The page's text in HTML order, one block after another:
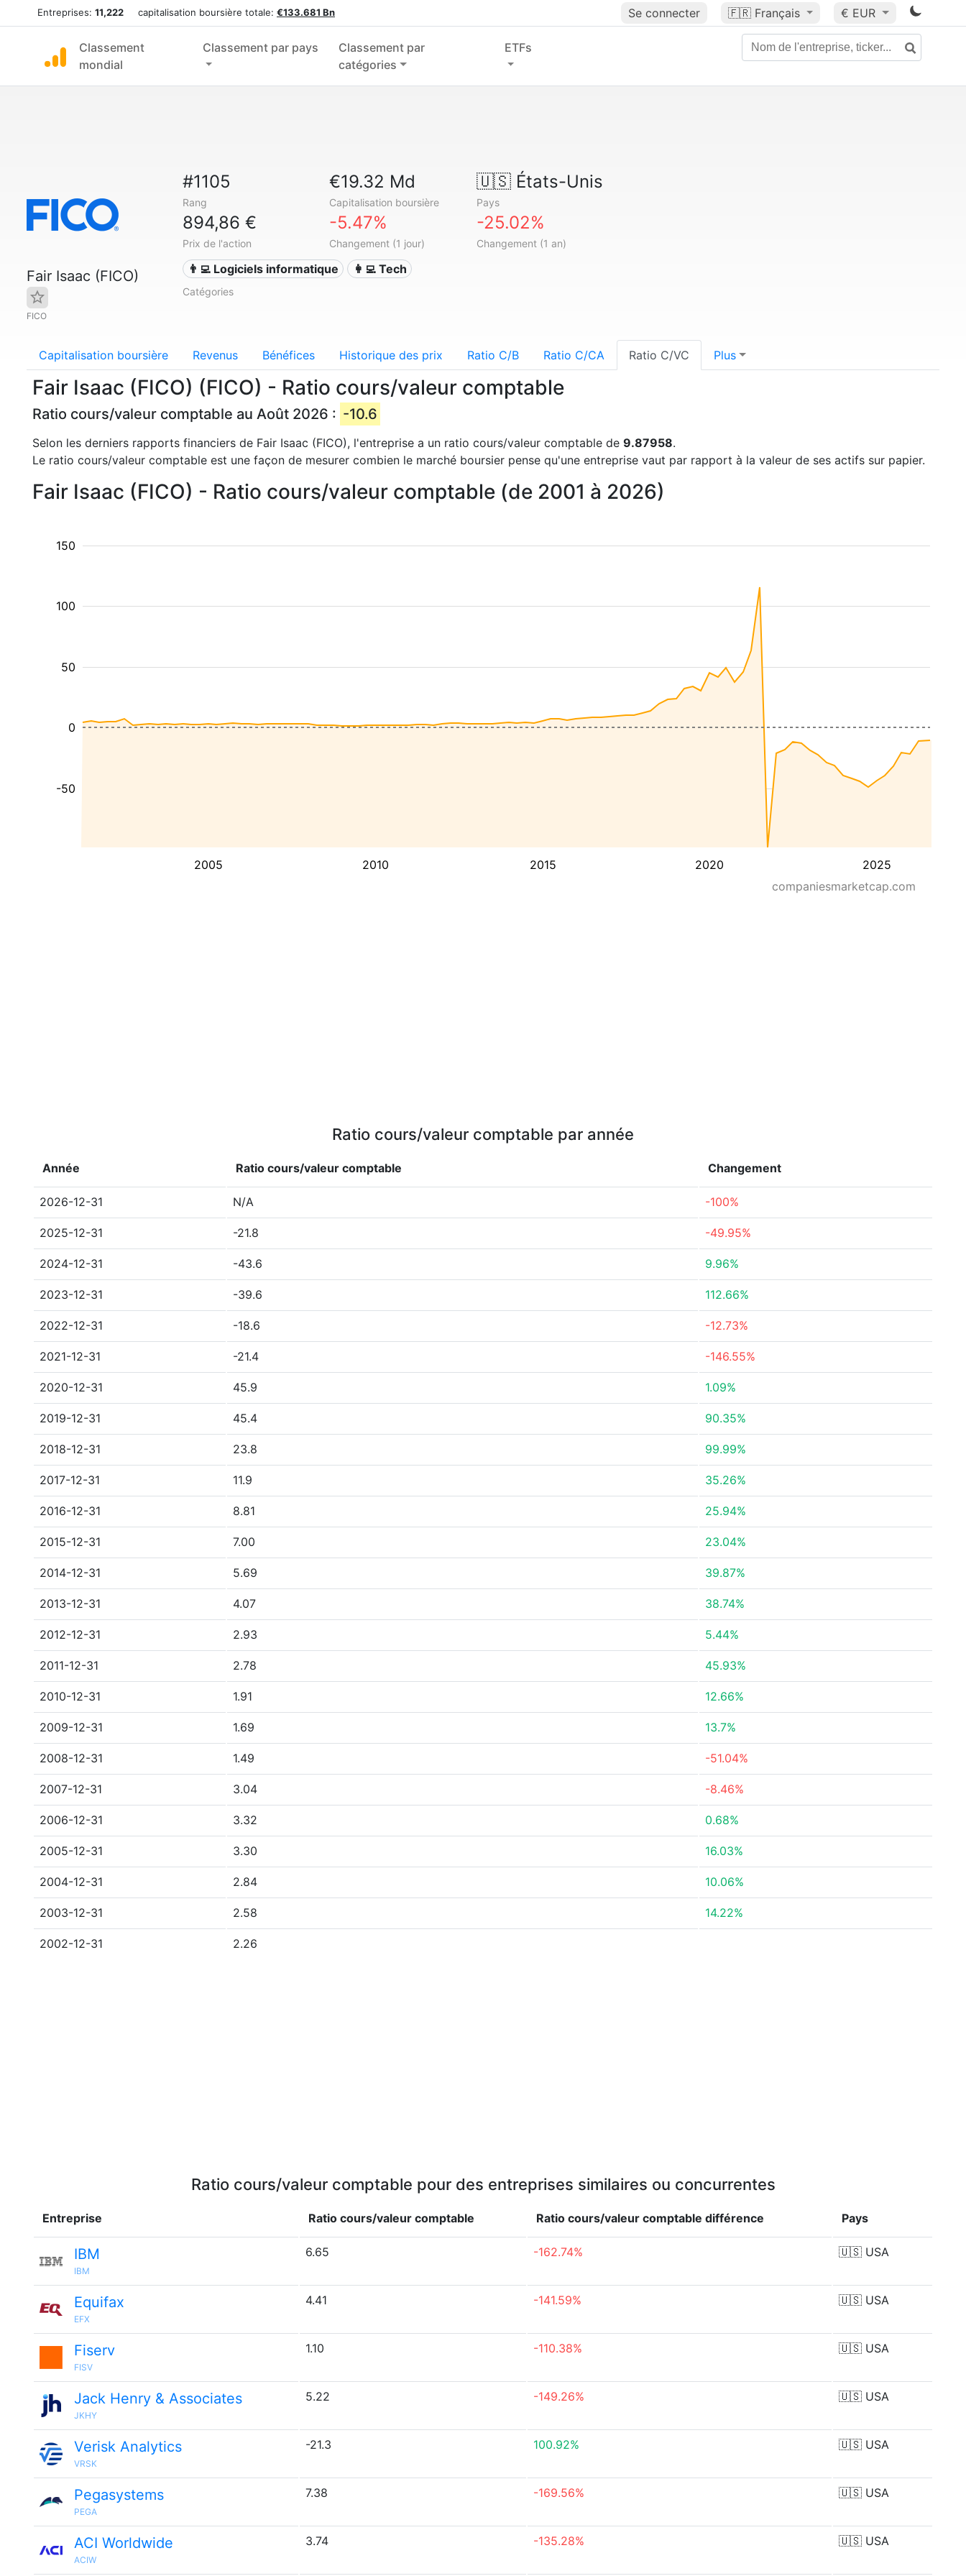
Entreprises: 11,222 capitalisation boursière totale: €133.681 Bn Se connecter 🇫🇷 Français € EUR
Classement
mondial
Classement par pays
Classement par
catégories
ETFs
Fair Isaac (FICO)
FICO
#1105
Rang
€19.32 Md
Capitalisation boursière
🇺🇸États-Unis
Pays
894,86 €
Prix de l'action
-5.47%
Changement (1 jour)
-25.02%
Changement (1 an)
👨‍💻 Logiciels informatique 👩‍💻 Tech
Catégories
Capitalisation boursière Revenus Bénéfices Historique des prix Ratio C/B Ratio C/CA Ratio C/VC Plus
Fair Isaac (FICO) (FICO) - Ratio cours/valeur comptable
Ratio cours/valeur comptable au Août 2026 : -10.6
Selon les derniers rapports financiers de Fair Isaac (FICO), l'entreprise a un ratio cours/valeur comptable de 9.87958.
Le ratio cours/valeur comptable est une façon de mesurer combien le marché boursier pense qu'une entreprise vaut par rapport à la valeur de ses actifs sur papier.
Fair Isaac (FICO) - Ratio cours/valeur comptable (de 2001 à 2026)
2005 2010 2015 2020 2025
-50
50
100
150
0
companiesmarketcap.com
Ratio cours/valeur comptable par année
Année Ratio cours/valeur comptable Changement
2026-12-31 N/A -100%
2025-12-31 -21.8 -49.95%
2024-12-31 -43.6 9.96%
2023-12-31 -39.6 112.66%
2022-12-31 -18.6 -12.73%
2021-12-31 -21.4 -146.55%
2020-12-31 45.9 1.09%
2019-12-31 45.4 90.35%
2018-12-31 23.8 99.99%
2017-12-31 11.9 35.26%
2016-12-31 8.81 25.94%
2015-12-31 7.00 23.04%
2014-12-31 5.69 39.87%
2013-12-31 4.07 38.74%
2012-12-31 2.93 5.44%
2011-12-31 2.78 45.93%
2010-12-31 1.91 12.66%
2009-12-31 1.69 13.7%
2008-12-31 1.49 -51.04%
2007-12-31 3.04 -8.46%
2006-12-31 3.32 0.68%
2005-12-31 3.30 16.03%
2004-12-31 2.84 10.06%
2003-12-31 2.58 14.22%
2002-12-31 2.26
Ratio cours/valeur comptable pour des entreprises similaires ou concurrentes
Entreprise Ratio cours/valeur comptable Ratio cours/valeur comptable différence Pays
IBM
IBM
6.65 -162.74% 🇺🇸 USA
Equifax
EFX
4.41 -141.59% 🇺🇸 USA
Fiserv
FISV
1.10 -110.38% 🇺🇸 USA
Jack Henry & Associates
JKHY
5.22 -149.26% 🇺🇸 USA
Verisk Analytics
VRSK
-21.3 100.92% 🇺🇸 USA
Pegasystems
PEGA
7.38 -169.56% 🇺🇸 USA
ACI Worldwide
ACIW
3.74 -135.28% 🇺🇸 USA